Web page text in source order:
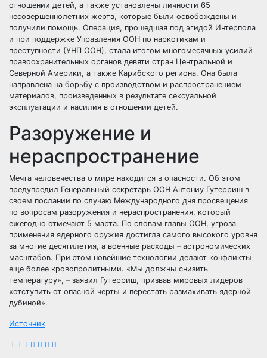
отношении детей, а также установлены личности 65
несовершеннолетних жертв, которые были освобождены и
получили помощь. Операция, прошедшая под эгидой Интерпола
и при поддержке Управления ООН по наркотикам и
преступности (УНП ООН), стала итогом многомесячных усилий
правоохранительных органов девяти стран Центральной и
Северной Америки, а также Карибского региона. Она была
направлена на борьбу с производством и распространением
материалов, произведенных в результате сексуальной
эксплуатации и насилия в отношении детей.
Разоружение и
нераспространение
Мечта человечества о мире находится в опасности. Об этом
предупредил Генеральный секретарь ООН Антониу Гутерриш в
своем послании по случаю Международного дня просвещения
по вопросам разоружения и нераспространения, который
ежегодно отмечают 5 марта. По словам главы ООН, угроза
применения ядерного оружия достигла самого высокого уровня
за многие десятилетия, а военные расходы – астрономических
масштабов. При этом новейшие технологии делают конфликты
еще более кровопролитными. «Мы должны снизить
температуру», – заявил Гутерриш, призвав мировых лидеров
«отступить от опасной черты и перестать размахивать ядерной
дубиной».
Источник